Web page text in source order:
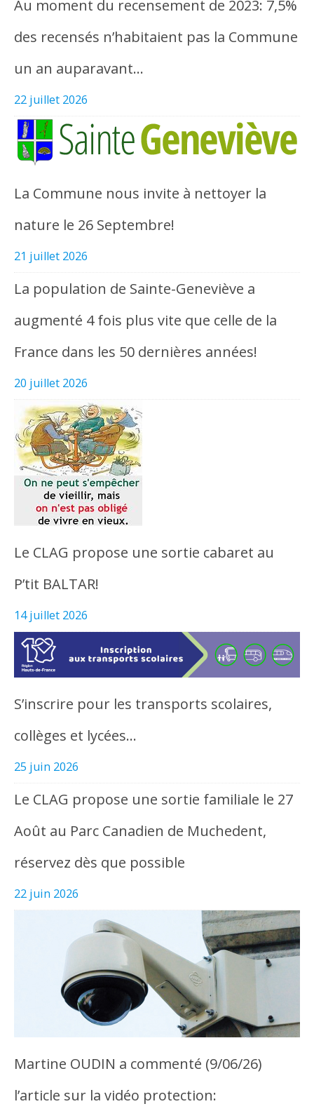
Au moment du recensement de 2023: 7,5%
des recensés n’habitaient pas la Commune
un an auparavant…
22 juillet 2026
La Commune nous invite à nettoyer la
nature le 26 Septembre!
21 juillet 2026
La population de Sainte-Geneviève a
augmenté 4 fois plus vite que celle de la
France dans les 50 dernières années!
20 juillet 2026
Le CLAG propose une sortie cabaret au
P’tit BALTAR!
14 juillet 2026
S’inscrire pour les transports scolaires,
collèges et lycées…
25 juin 2026
Le CLAG propose une sortie familiale le 27
Août au Parc Canadien de Muchedent,
réservez dès que possible
22 juin 2026
Martine OUDIN a commenté (9/06/26)
l’article sur la vidéo protection: